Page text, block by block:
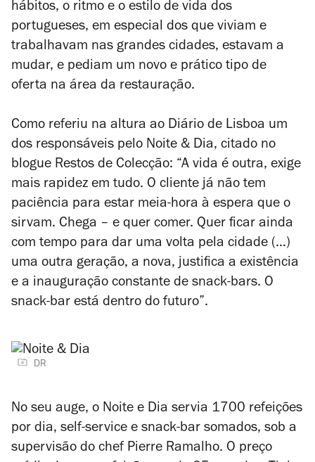
hábitos, o ritmo e o estilo de vida dos
portugueses, em especial dos que viviam e
trabalhavam nas grandes cidades, estavam a
mudar, e pediam um novo e prático tipo de
oferta na área da restauração.
Como referiu na altura ao Diário de Lisboa um
dos responsáveis pelo Noite & Dia, citado no
blogue Restos de Colecção: “A vida é outra, exige
mais rapidez em tudo. O cliente já não tem
paciência para estar meia-hora à espera que o
sirvam. Chega – e quer comer. Quer ficar ainda
com tempo para dar uma volta pela cidade (…)
uma outra geração, a nova, justifica a existência
e a inauguração constante de snack-bars. O
snack-bar está dentro do futuro”.
DR
No seu auge, o Noite e Dia servia 1700 refeições
por dia, self-service e snack-bar somados, sob a
supervisão do chef Pierre Ramalho. O preço